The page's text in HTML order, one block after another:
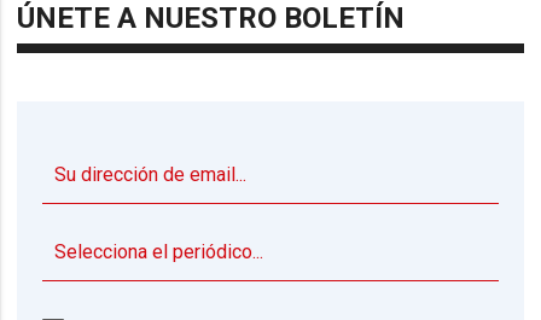
ÚNETE A NUESTRO BOLETÍN